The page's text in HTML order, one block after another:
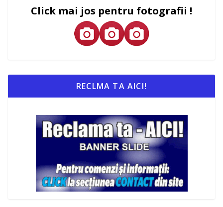
Click mai jos pentru fotografii !
RECLMA TA AICI!